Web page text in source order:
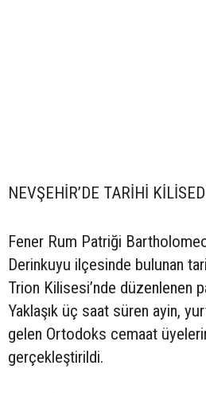
NEVŞEHİR’DE TARİHİ
Fener Rum Patriği
Derinkuyu ilçesinde bulunan
Trion Kilisesi’nde düzenlenen
Yaklaşık üç saat süren ayin,
gelen Ortodoks cemaat
gerçekleştirildi.